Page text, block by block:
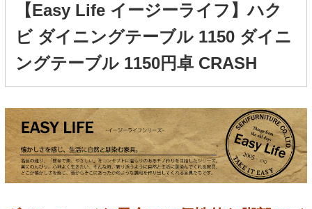
【Easy Life イージーライフ】ハク
ビ ダイニングテーブル 1150 ダイニ
ングテーブル 1150円卓 CRASH